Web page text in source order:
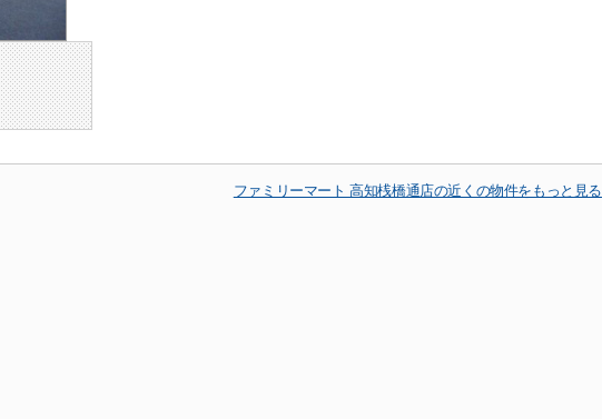
ファミリーマート 高知桟橋通店の近くの物件をもっと見る